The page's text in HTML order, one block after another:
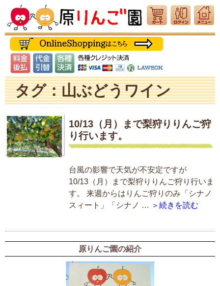
タグ：山ぶどうワイン
10/13（月）まで梨狩りりんご狩
り行います。
台風の影響で天気が不安定ですが
10/13（月）まで梨狩りりんご狩り行いま
す。 来週からはりんご狩りのみ「シナノ
スィート」「シナノ … ＞続きを読む
原りんご園の紹介